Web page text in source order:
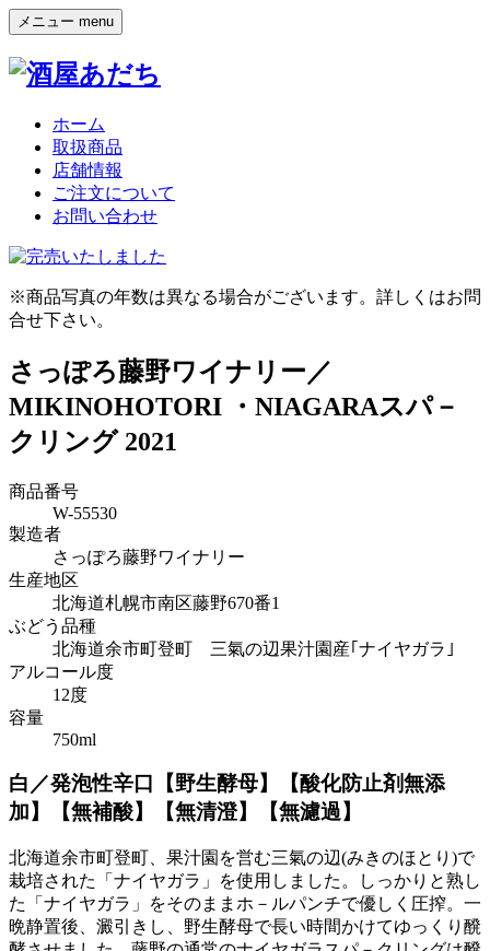
メニュー menu
ホーム
取扱商品
店舗情報
ご注文について
お問い合わせ
※商品写真の年数は異なる場合がございます。詳しくはお問
合せ下さい。
さっぽろ藤野ワイナリー／
MIKINOHOTORI ・NIAGARAスパ－
クリング 2021
商品番号
W-55530
製造者
さっぽろ藤野ワイナリー
生産地区
北海道札幌市南区藤野670番1
ぶどう品種
北海道余市町登町 三氣の辺果汁園産｢ナイヤガラ｣
アルコール度
12度
容量
750ml
白／発泡性辛口【野生酵母】【酸化防止剤無添
加】【無補酸】【無清澄】【無濾過】
北海道余市町登町、果汁園を営む三氣の辺(みきのほとり)で
栽培された「ナイヤガラ」を使用しました。しっかりと熟し
た「ナイヤガラ」をそのままホ－ルパンチで優しく圧搾。一
晩静置後、澱引きし、野生酵母で長い時間かけてゆっくり醗